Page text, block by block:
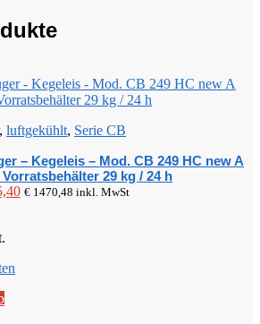
, luftgekühlt, Serie CB
– Kegeleis – Mod. CB 249 HC new A
29 kg / 24 h
Aktueller
€ 1470,48 inkl. MwSt